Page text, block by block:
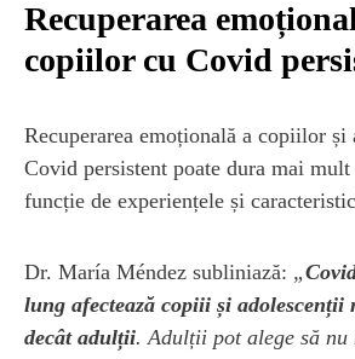
Recuperarea
copiilor cu Covid
Recuperarea emoțională a copiilor și
Covid persistent poate dura mai
funcție de experiențele și
Dr. María Méndez subliniază: „
lung afectează copiii și
decât adulții. Adulții pot alege să nu